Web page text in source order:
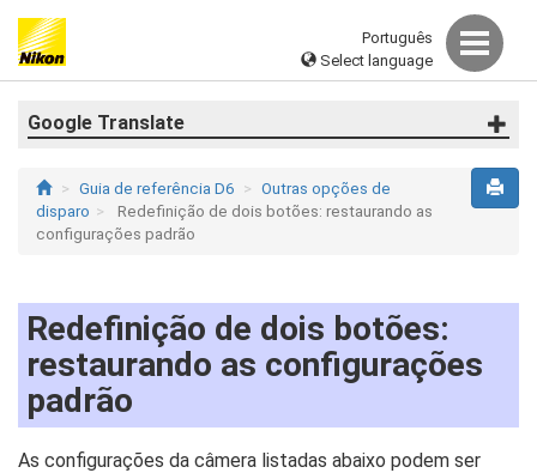
Português
Select language
Google Translate
Guia de referência D6
Outras opções de
disparo
Redefinição de dois botões: restaurando as
configurações padrão
Redefinição de dois botões:
restaurando as configurações
padrão
As configurações da câmera listadas abaixo podem ser